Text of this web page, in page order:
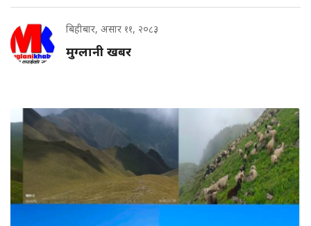
बिहीबार, असार ११, २०८३
मुग्लानी खबर